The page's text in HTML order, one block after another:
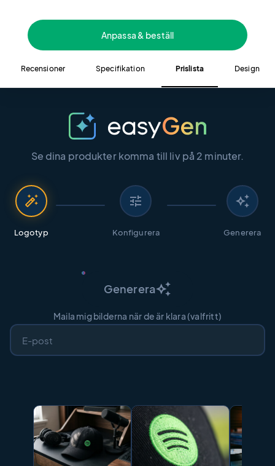
Anpassa & beställ
Recensioner Specifikation Prislista Design
Se dina produkter komma till liv på 2 minuter.
auto_fix_high
Logotyp
tune
Konfigurera
auto_awesome
Generera
Genereraauto_awesome
Maila mig bilderna när de är klara (valfritt)